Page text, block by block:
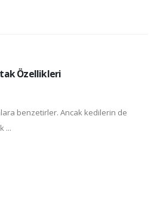
Özellikleri
benzetirler. Ancak kedilerin de
...